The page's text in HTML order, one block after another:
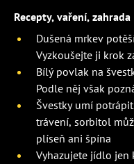
Recepty, vaření, zahrada
Dušená mrkev
Vyzkoušejte ji krok
Bílý povlak na
Podle něj však
Švestky umí
trávení, sorbitol
plíseň ani špína
Vyhazujete jídlo jen